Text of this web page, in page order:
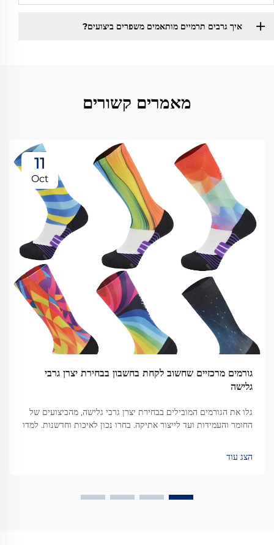
איך גרבים תרמיים מותאמים משפרים ביצועים?
מאמרים קשורים
11
Oct
גורמים מרכזיים שחשוב לקחת בחשבון בבחירת יצרן גרבי
גלישה
גלו את הגורמים המובילים בבחירת יצרן גרבי גלישה, מהביצועים של
החומר והעמידות ועד לייצור אתיקה. בחרו נכון לאיכות וחדשנות. למדו
הצג עוד